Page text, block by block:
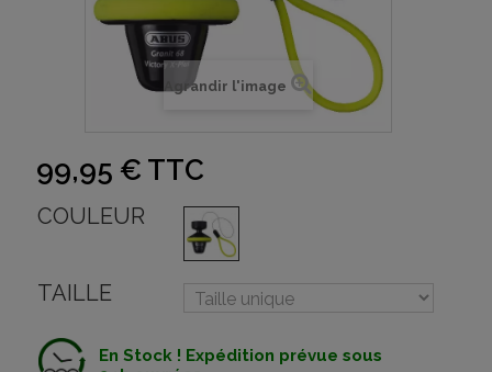
Agrandir l'image
99,95 € TTC
COULEUR
TAILLE
En Stock ! Expédition prévue sous